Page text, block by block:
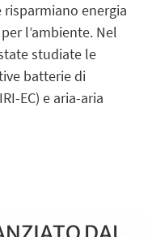
energia
l’ambiente. Nel
studiate le
batterie di
EC) e aria-aria